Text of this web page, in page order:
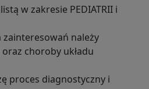
w zakresie PEDIATRII i
należy
choroby układu
proces diagnostyczny i